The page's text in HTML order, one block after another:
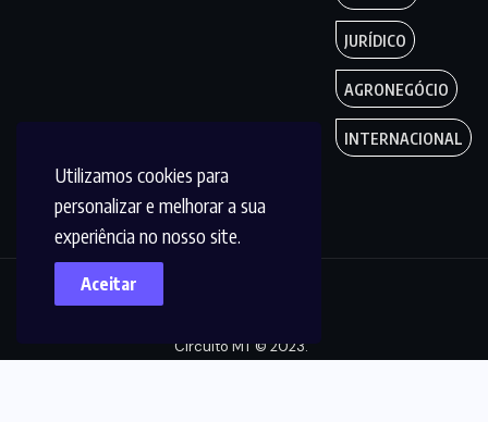
Utilizamos cookies para
personalizar e melhorar a sua
experiência no nosso site.
Aceitar
JURÍDICO
AGRONEGÓCIO
INTERNACIONAL
Circuito MT © 2023.